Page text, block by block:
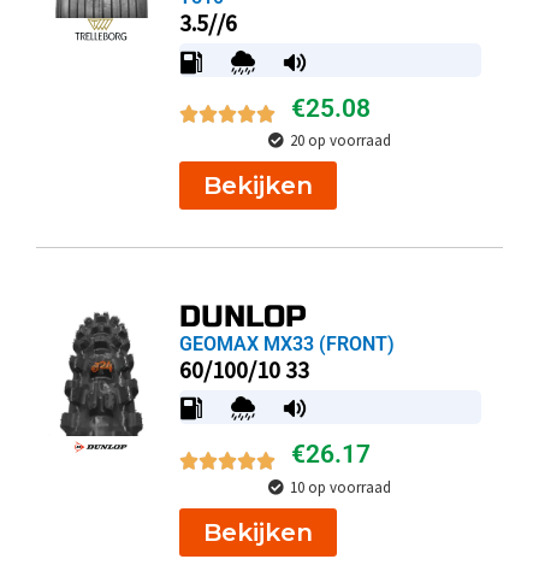
3.5//6
€25.08
20 op voorraad
Bekijken
DUNLOP
GEOMAX MX33 (FRONT)
60/100/10 33
€26.17
10 op voorraad
Bekijken